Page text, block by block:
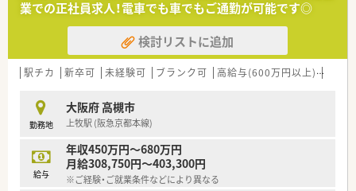
＼＼ こんな薬局です☆ ／／
■高槻市駅からバスで10分の立地！
■大型ショッピングモール内にある店舗です
■ご勤務ついでに便利にお買い物が出来ます☆
■お車通勤もご相談可能です♪
■セルフメディケーションに携わりたい方！
■OTC販売のご経験を活かしたい方！
業での正社員求人！電車でも車でもご通勤が可能です◎
検討リストに追加
駅チカ 新卒可 未経験可 ブランク可 高給与(600万円以上)
勤務地
大阪府 高槻市
上牧駅 (阪急京都本線)
給与
年収450万円～680万円
月給308,750円～403,300円
※ご経験・ご就業条件などにより異なる